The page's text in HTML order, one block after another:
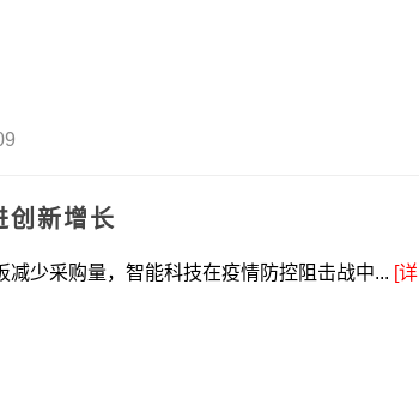
创新增长
购量，智能科技在疫情防控阻击战中... [详